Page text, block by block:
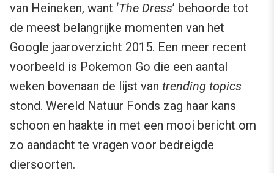
van Heineken, want ‘The Dress’ behoorde tot
de meest belangrijke momenten van het
Google jaaroverzicht 2015. Een meer recent
voorbeeld is Pokemon Go die een aantal
weken bovenaan de lijst van trending topics
stond. Wereld Natuur Fonds zag haar kans
schoon en haakte in met een mooi bericht om
zo aandacht te vragen voor bedreigde
diersoorten.